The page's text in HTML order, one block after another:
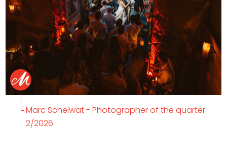
Marc Schelwat - Photographer of the quarter
2/2026